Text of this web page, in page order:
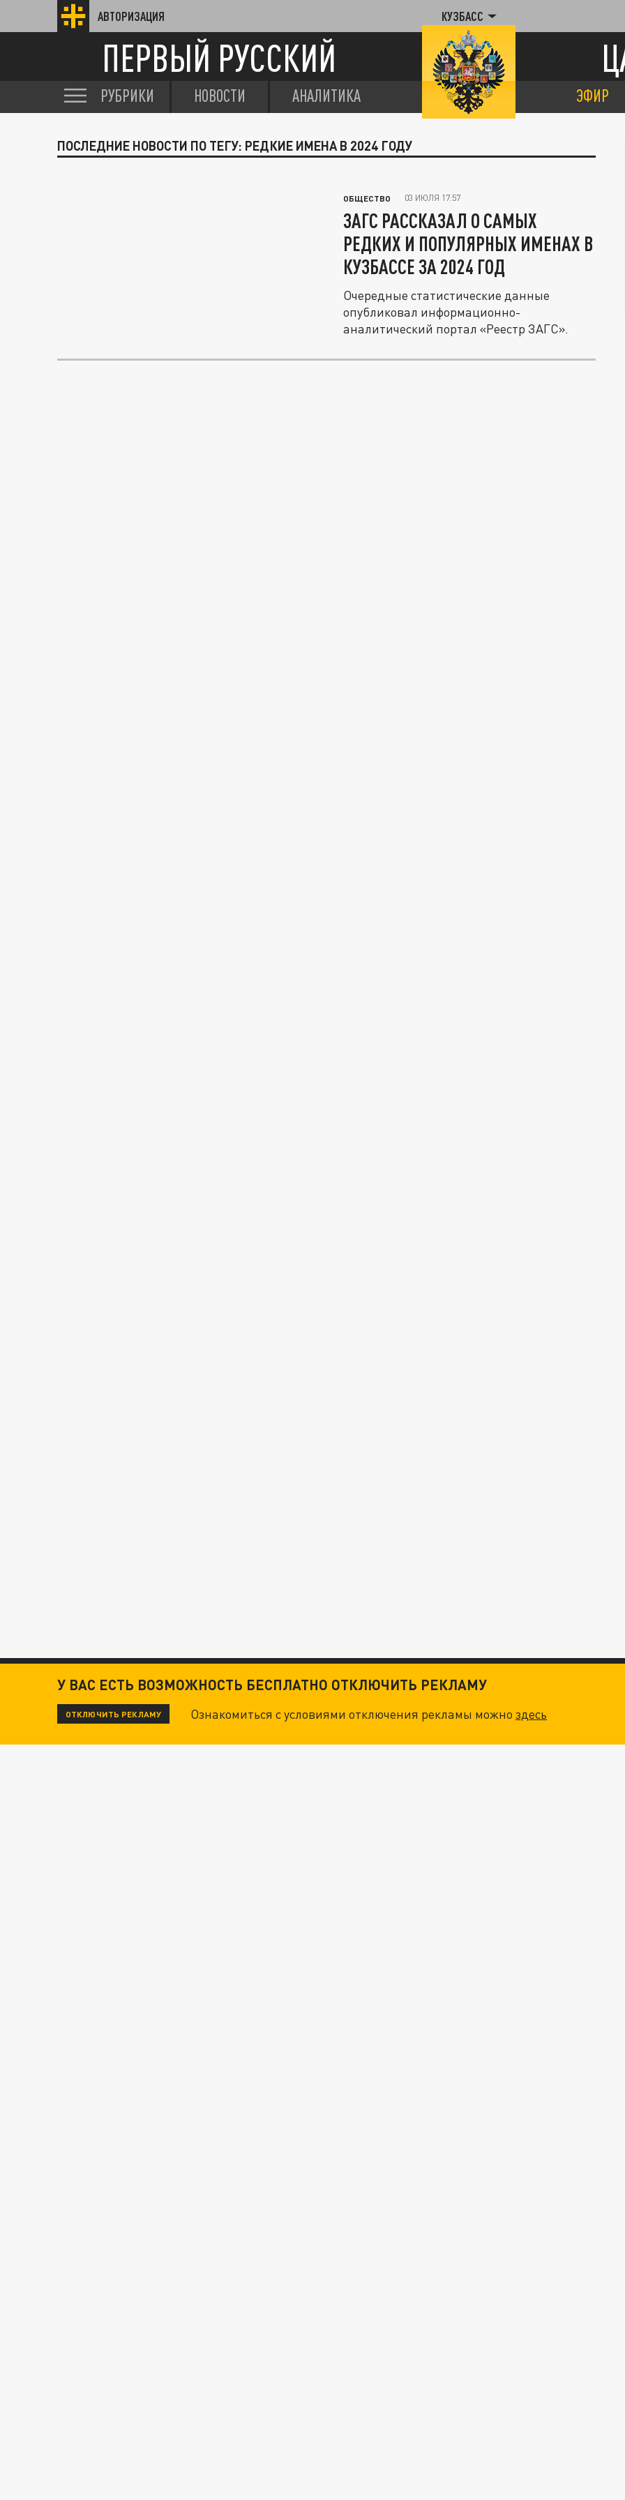
АВТОРИЗАЦИЯ КУЗБАСС
ПЕРВЫЙ РУССКИЙ
РУБРИКИ НОВОСТИ АНАЛИТИКА ЭФИР
ПОСЛЕДНИЕ НОВОСТИ ПО ТЕГУ: РЕДКИЕ ИМЕНА В 2024 ГОДУ
ОБЩЕСТВО 03 ИЮЛЯ 17:57
ЗАГС РАССКАЗАЛ О САМЫХ
РЕДКИХ И ПОПУЛЯРНЫХ ИМЕНАХ В
КУЗБАССЕ ЗА 2024 ГОД
Очередные статистические данные
опубликовал информационно-
аналитический портал «Реестр ЗАГС».
У ВАС ЕСТЬ ВОЗМОЖНОСТЬ БЕСПЛАТНО ОТКЛЮЧИТЬ РЕКЛАМУ
ОТКЛЮЧИТЬ РЕКЛАМУ Ознакомиться с условиями отключения рекламы можноздесь